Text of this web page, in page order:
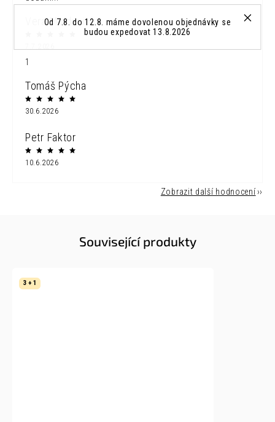
Od 7.8. do 12.8. máme dovolenou objednávky se
budou expedovat 13.8.2026
Vera Mladonicka
1
Tomáš Pýcha
30.6.2026
Petr Faktor
10.6.2026
Zobrazit další hodnocení
Související produkty
3 + 1